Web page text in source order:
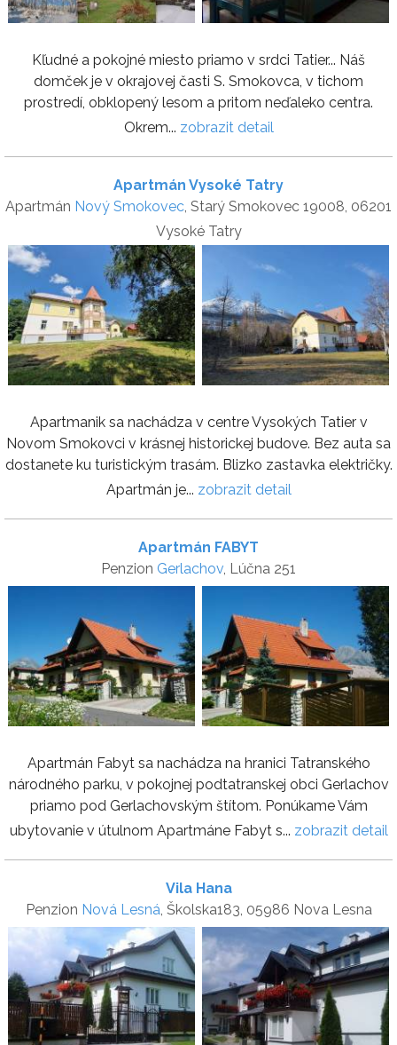
Kľudné a pokojné miesto priamo v srdci Tatier... Náš
domček je v okrajovej časti S. Smokovca, v tichom
prostredí, obklopený lesom a pritom neďaleko centra.
Okrem... zobrazit detail
Apartmán Vysoké Tatry
Apartmán Nový Smokovec, Starý Smokovec 19008, 06201
Vysoké Tatry
Apartmanik sa nachádza v centre Vysokých Tatier v
Novom Smokovci v krásnej historickej budove. Bez auta sa
dostanete ku turistickým trasám. Blizko zastavka električky.
Apartmán je... zobrazit detail
Apartmán FABYT
Penzion Gerlachov, Lúčna 251
Apartmán Fabyt sa nachádza na hranici Tatranského
národného parku, v pokojnej podtatranskej obci Gerlachov
priamo pod Gerlachovským štítom. Ponúkame Vám
ubytovanie v útulnom Apartmáne Fabyt s... zobrazit detail
Vila Hana
Penzion Nová Lesná, Školska183, 05986 Nova Lesna